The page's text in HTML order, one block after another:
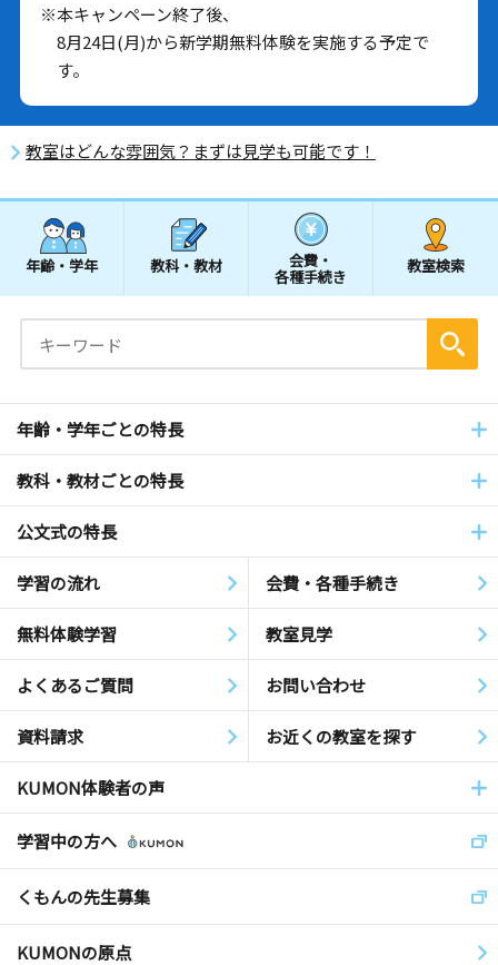
※本キャンペーン終了後、
8月24日(月)から新学期無料体験を実施する予定で
す。
教室はどんな雰囲気？まずは見学も可能です！
年齢・学年 教科・教材 会費・
各種手続き
教室検索
年齢・学年ごとの特長
教科・教材ごとの特長
公文式の特長
学習の流れ 会費・各種手続き
無料体験学習 教室見学
よくあるご質問 お問い合わせ
資料請求 お近くの教室を探す
KUMON体験者の声
学習中の方へ
くもんの先生募集
KUMONの原点